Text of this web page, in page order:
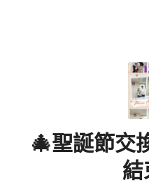
🎄聖誕節交
結